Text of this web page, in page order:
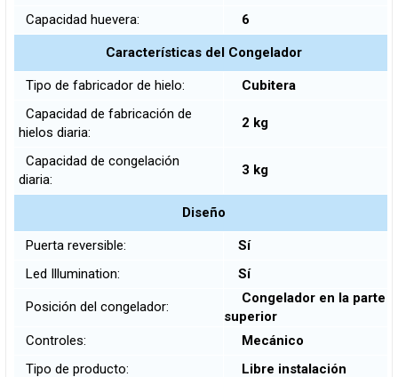
Capacidad huevera: 6
Características del Congelador
Tipo de fabricador de hielo:
Cubitera
Capacidad de fabricación de
hielos diaria:
2 kg
Capacidad de congelación
diaria:
3 kg
Diseño
Puerta reversible:
Sí
Led Illumination:
Sí
Posición del congelador:
Congelador en la parte
superior
Controles:
Mecánico
Tipo de producto:
Libre instalación